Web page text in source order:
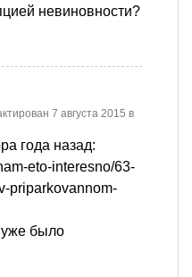
невиновности?
7 августа 2015 в
года назад:
eto-interesno/63-
priparkovannom-
уже было